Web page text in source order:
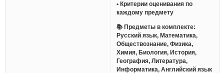
• Критерии оценивания по
каждому предмету
📚 Предметы в комплекте:
Русский язык, Математика,
Обществознание, Физика,
Химия, Биология, История,
География, Литература,
Информатика, Английский язык